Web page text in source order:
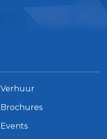
Verhuur
Brochures
Events